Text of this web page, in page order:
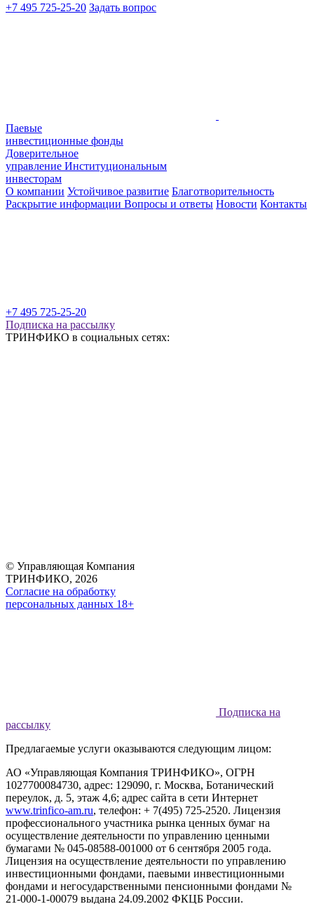
+7 495 725-25-20 Задать вопрос
Паевые
инвестиционные фонды
Доверительное
управление Институциональным
инвесторам
О компании Устойчивое развитие Благотворительность
Раскрытие информации Вопросы и ответы Новости Контакты
+7 495 725-25-20
Подписка на рассылку
ТРИНФИКО в социальных сетях:
© Управляющая Компания
ТРИНФИКО, 2026
Согласие на обработку
персональных данных 18+
Подписка на
рассылку
Предлагаемые услуги оказываются следующим лицом:
АО «Управляющая Компания ТРИНФИКО», ОГРН
1027700084730, адрес: 129090, г. Москва, Ботанический
переулок, д. 5, этаж 4,6; адрес сайта в сети Интернет
www.trinfico-аm.ru, телефон: + 7(495) 725-2520. Лицензия
профессионального участника рынка ценных бумаг на
осуществление деятельности по управлению ценными
бумагами № 045-08588-001000 от 6 сентября 2005 года.
Лицензия на осуществление деятельности по управлению
инвестиционными фондами, паевыми инвестиционными
фондами и негосударственными пенсионными фондами №
21-000-1-00079 выдана 24.09.2002 ФКЦБ России.